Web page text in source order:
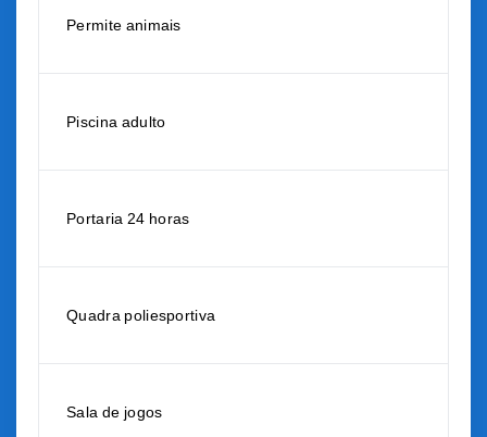
Permite animais
Piscina adulto
Portaria 24 horas
Quadra poliesportiva
Sala de jogos